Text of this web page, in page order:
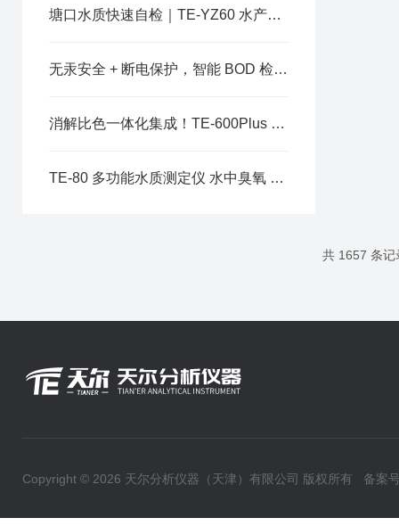
塘口水质快速自检｜TE‑YZ60 水产水质测定仪守护养殖稳产增收
无汞安全 + 断电保护，智能 BOD 检测装备助力水环境有机污染精细化监测
消解比色一体化集成！TE-600Plus 便携系统实现总磷四项指标野外同步快检
TE-80 多功能水质测定仪 水中臭氧 DPD 法现场便携检测专用设备
共 1657 条
Copyright © 2026 天尔分析仪器（天津）有限公司 版权所有 备案